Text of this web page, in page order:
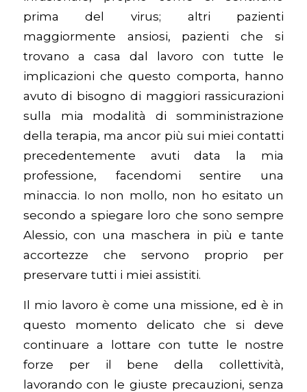
prima del virus; altri pazienti
maggiormente ansiosi, pazienti che si
trovano a casa dal lavoro con tutte le
implicazioni che questo comporta, hanno
avuto di bisogno di maggiori rassicurazioni
sulla mia modalità di somministrazione
della terapia, ma ancor più sui miei contatti
precedentemente avuti data la mia
professione, facendomi sentire una
minaccia. Io non mollo, non ho esitato un
secondo a spiegare loro che sono sempre
Alessio, con una maschera in più e tante
accortezze che servono proprio per
preservare tutti i miei assistiti.
Il mio lavoro è come una missione, ed è in
questo momento delicato che si deve
continuare a lottare con tutte le nostre
forze per il bene della collettività,
lavorando con le giuste precauzioni, senza